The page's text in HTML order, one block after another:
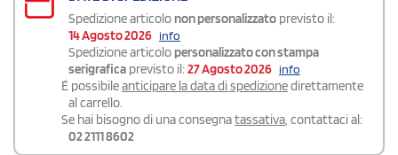
Spedizione articolo non personalizzato previsto il:
14 Agosto 2026 info
Spedizione articolo personalizzato con stampa
serigrafica previsto il: 27 Agosto 2026 info
É possibileanticipare la data di spedizionedirettamente
al carrello.
Se hai bisogno di una consegnatassativa, contattaci al:
02 2111 8602